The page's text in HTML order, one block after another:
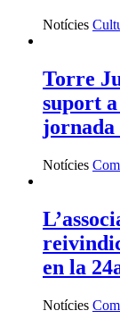
Notícies
Torre
suport a
jornada
Notícies
en la
Notícies